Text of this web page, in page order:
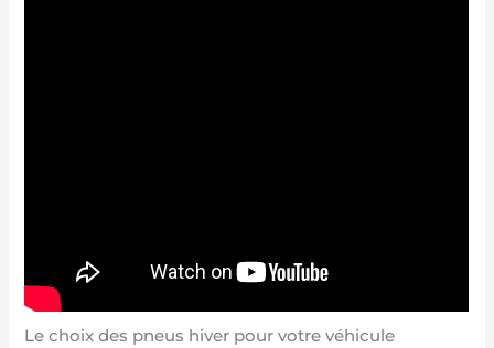
Le choix des pneus hiver pour votre véhicule